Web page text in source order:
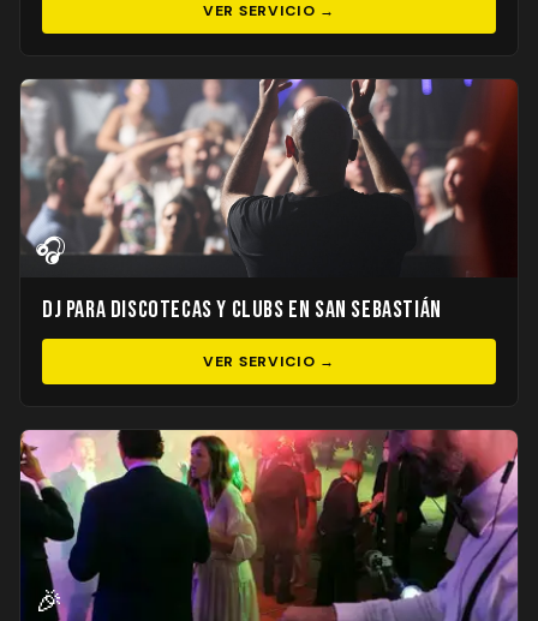
VER SERVICIO →
🎧
DJ para Discotecas y Clubs en San Sebastián
VER SERVICIO →
🎉